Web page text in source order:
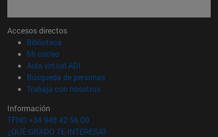
Accesos directos
Biblioteca
Mi correo(abre en nueva ventana)
Aula virtual ADI
Búsqueda de personas(abre en nueva ventana)
Trabaja con nosotros(abre en nueva ventana)
Información
TFNO +34 948 42 56 00
¿QUÉ GRADO TE INTERESA?